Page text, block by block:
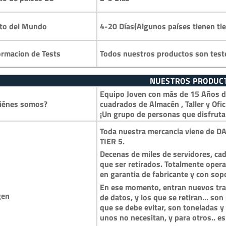
del Mundo 4-20 Días(Algunos países tienen
de Tests Todos nuestros productos son
NUESTROS
somos?
Equipo Joven con más de 15 Años
cuadrados de Almacén , Taller y
¡Un grupo de personas que
Toda nuestra mercancia viene de
TIER 5.
Decenas de miles de servidores,
que ser retirados. Totalmente
en garantia de fabricante y con
En ese momento, entran nuevos
de datos, y los que se retiran…
que se debe evitar, son toneladas
unos no necesitan, y para otros..